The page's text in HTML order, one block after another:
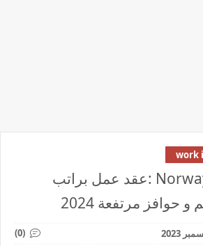
work
النرويج 2024 Norway :عقد عمل براتب
حوافز مرتفعة 2024
(0)